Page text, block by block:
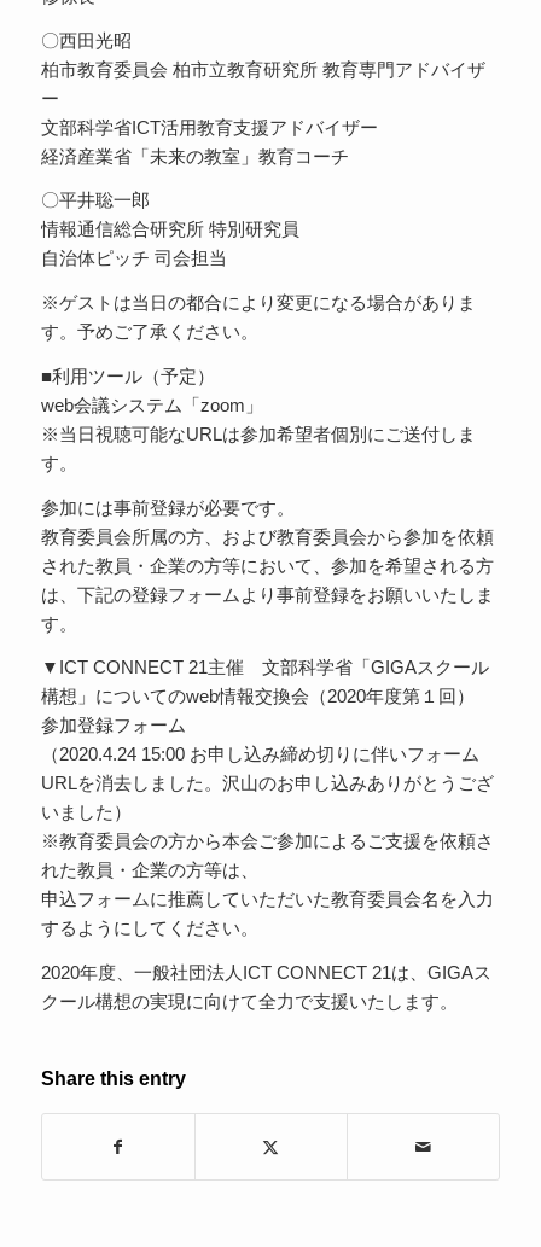
〇西田光昭
柏市教育委員会 柏市立教育研究所 教育専門アドバイザ
ー
文部科学省ICT活用教育支援アドバイザー
経済産業省「未来の教室」教育コーチ
〇平井聡一郎
情報通信総合研究所 特別研究員
自治体ピッチ 司会担当
※ゲストは当日の都合により変更になる場合がありま
す。予めご了承ください。
■利用ツール（予定）
web会議システム「zoom」
※当日視聴可能なURLは参加希望者個別にご送付しま
す。
参加には事前登録が必要です。
教育委員会所属の方、および教育委員会から参加を依頼
された教員・企業の方等において、参加を希望される方
は、下記の登録フォームより事前登録をお願いいたしま
す。
▼ICT CONNECT 21主催 文部科学省「GIGAスクール
構想」についてのweb情報交換会（2020年度第１回）
参加登録フォーム
（2020.4.24 15:00 お申し込み締め切りに伴いフォーム
URLを消去しました。沢山のお申し込みありがとうござ
いました）
※教育委員会の方から本会ご参加によるご支援を依頼さ
れた教員・企業の方等は、
申込フォームに推薦していただいた教育委員会名を入力
するようにしてください。
2020年度、一般社団法人ICT CONNECT 21は、GIGAス
クール構想の実現に向けて全力で支援いたします。
Share this entry